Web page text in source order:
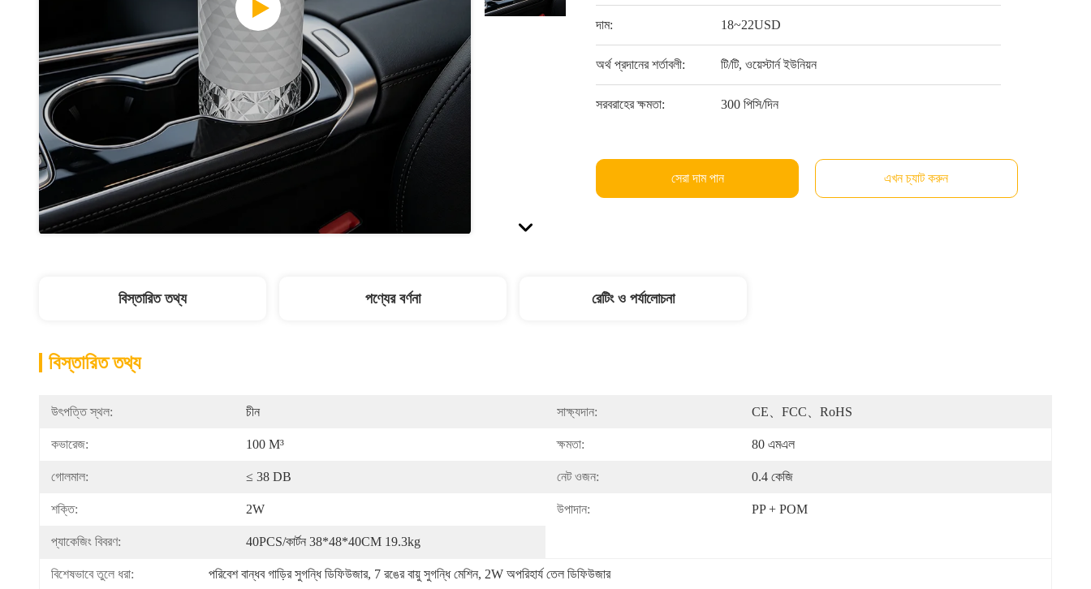
দাম: 18~22USD
অর্থ প্রদানের শর্তাবলী: টি/টি, ওয়েস্টার্ন ইউনিয়ন
সরবরাহের ক্ষমতা: 300 পিসি/দিন
সেরা দাম পান এখন চ্যাট করুন
বিস্তারিত তথ্য পণ্যের বর্ণনা রেটিং ও পর্যালোচনা
বিস্তারিত তথ্য
উৎপত্তি স্থল: চীন সাক্ষ্যদান: CE、FCC、RoHS
কভারেজ: 100 M³ ক্ষমতা: 80 এমএল
গোলমাল: ≤ 38 DB নেট ওজন: 0.4 কেজি
শক্তি: 2W উপাদান: PP + POM
প্যাকেজিং বিবরণ: 40PCS/কার্টন 38*48*40CM 19.3kg
বিশেষভাবে তুলে ধরা: পরিবেশ বান্ধব গাড়ির সুগন্ধি ডিফিউজার, 7 রঙের বায়ু সুগন্ধি মেশিন, 2W অপরিহার্য তেল ডিফিউজার